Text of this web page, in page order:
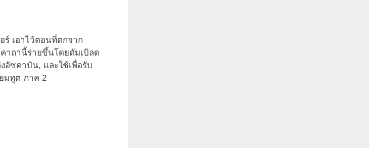
ร์ เอาไว้ตอนที่ตกจาก
าถานี้ร่ายขึ้นโดยดัมเบิลด
อัซคาบัน, และใช้เพื่อรับ
มทูต ภาค 2